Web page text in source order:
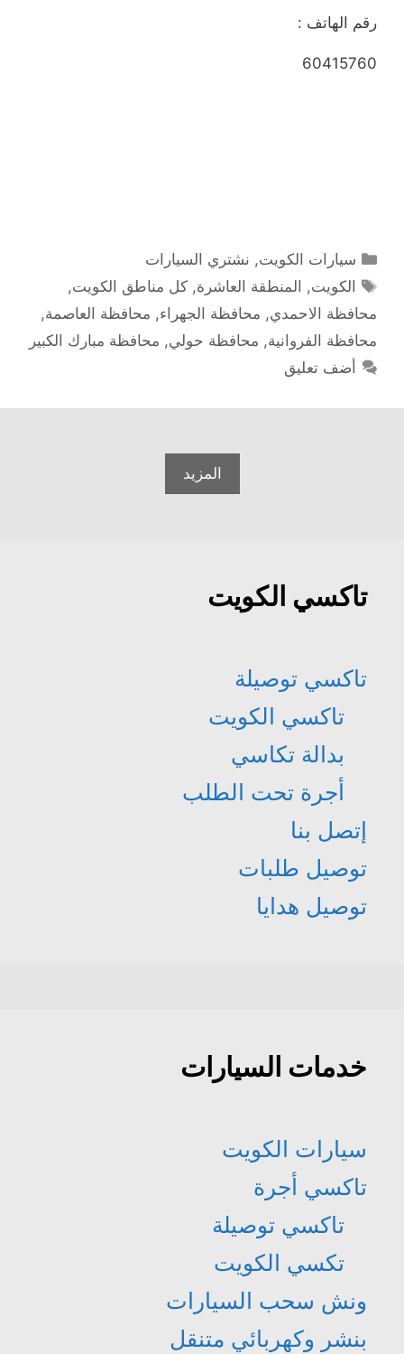
رقم الهاتف :
60415760
التصنيفات
سيارات الكويت, نشتري السيارات
الوسوم
الكويت, المنطقة العاشرة,كل مناطق الكويت,
محافظة الاحمدي, محافظة الجهراء, محافظة العاصمة,
محافظة الفروانية, محافظة حولي, محافظة مبارك الكبير
أضف تعليق
المزيد
تاكسي الكويت
تاكسي توصيلة
تاكسي الكويت
بدالة تكاسي
أجرة تحت الطلب
إتصل بنا
توصيل طلبات
توصيل هدايا
خدمات السيارات
سيارات الكويت
تاكسي أجرة
تاكسي توصيلة
تكسي الكويت
ونش سحب السيارات
بنشر وكهربائي متنقل